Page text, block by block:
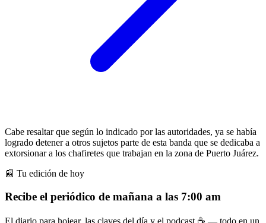
Cabe resaltar que según lo indicado por las autoridades, ya se había
logrado detener a otros sujetos parte de esta banda que se dedicaba a
extorsionar a los chafiretes que trabajan en la zona de Puerto Juárez.
📰 Tu edición de hoy
Recibe el periódico de mañana a las 7:00 am